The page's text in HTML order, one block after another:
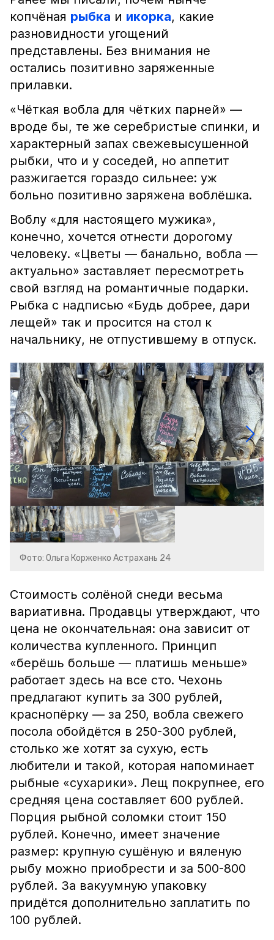
копчёная рыбка и икорка, какие
разновидности угощений
представлены. Без внимания не
остались позитивно заряженные
прилавки.
«Чёткая вобла для чётких парней» —
вроде бы, те же серебристые спинки, и
характерный запах свежевысушенной
рыбки, что и у соседей, но аппетит
разжигается гораздо сильнее: уж
больно позитивно заряжена воблёшка.
Воблу «для настоящего мужика»,
конечно, хочется отнести дорогому
человеку. «Цветы — банально, вобла —
актуально» заставляет пересмотреть
свой взгляд на романтичные подарки.
Рыбка с надписью «Будь добрее, дари
лещей» так и просится на стол к
начальнику, не отпустившему в отпуск.
Фото: Ольга Корженко Астрахань 24
Стоимость солёной снеди весьма
вариативна. Продавцы утверждают, что
цена не окончательная: она зависит от
количества купленного. Принцип
«берёшь больше — платишь меньше»
работает здесь на все сто. Чехонь
предлагают купить за 300 рублей,
краснопёрку — за 250, вобла свежего
посола обойдётся в 250-300 рублей,
столько же хотят за сухую, есть
любители и такой, которая напоминает
рыбные «сухарики». Лещ покрупнее, его
средняя цена составляет 600 рублей.
Порция рыбной соломки стоит 150
рублей. Конечно, имеет значение
размер: крупную сушёную и вяленую
рыбу можно приобрести и за 500-800
рублей. За вакуумную упаковку
придётся дополнительно заплатить по
100 рублей.